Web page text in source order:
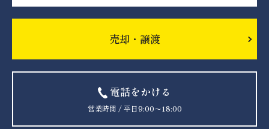
売却・譲渡
電話をかける
営業時間 / 平日9:00〜18:00